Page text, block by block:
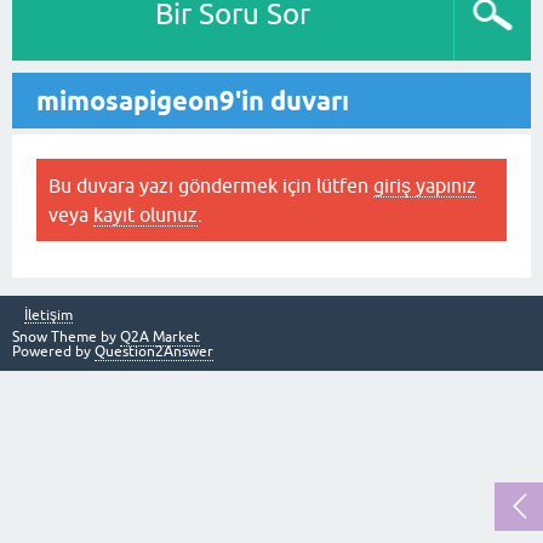
Bir Soru Sor
mimosapigeon9'in duvarı
Bu duvara yazı göndermek için lütfen giriş yapınız
veya kayıt olunuz
İletişim
Snow Theme by Q2A Market
Powered by Question2Answer